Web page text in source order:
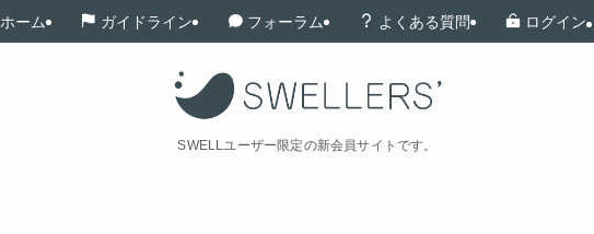
SWELLユーザー限定の新会員サイトです。
ホーム ガイドライン フォーラム よくある質問 ログイン